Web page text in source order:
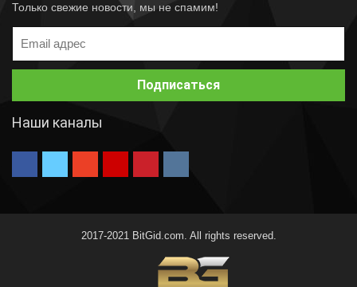
Только свежие новости, мы не спамим!
Наши каналы
2017-2021 BitGid.com. All rights reserved.